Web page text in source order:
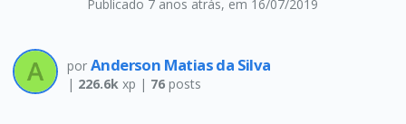
Publicado 7 anos atrás, em 16/07/2019
por Anderson Matias da Silva
| 226.6kxp | 76posts